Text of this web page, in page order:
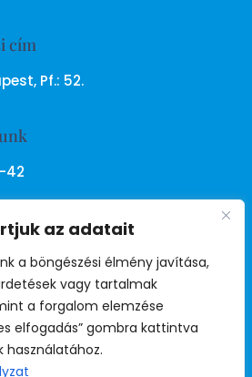
az adatait
a böngészési élmény javítása,
vagy tartalmak
a forgalom elemzése
elfogadás” gombra kattintva
használatához.
cím
Pf.: 52.
42